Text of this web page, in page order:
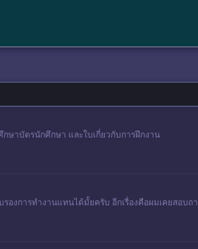
ษาบัตรนักศึกษา และใบเกี่ยวกับการฝึกงาน
งการทำงานแทนได้มั้ยครับ อีกเรื่องคือผมเคยสอบถา